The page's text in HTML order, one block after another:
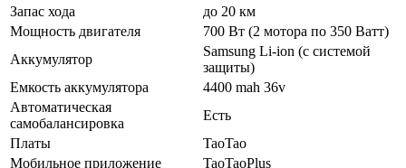
Запас хода
до 20 км
Мощность двигателя
700 Вт (2 мотора по 350 Ватт)
Аккумулятор
Samsung Li-ion (с системой
защиты)
Емкость аккумулятора
4400 mah 36v
Автоматическая
самобалансировка
Есть
Платы
TaoTao
Мобильное приложение
TaoTaoPlus